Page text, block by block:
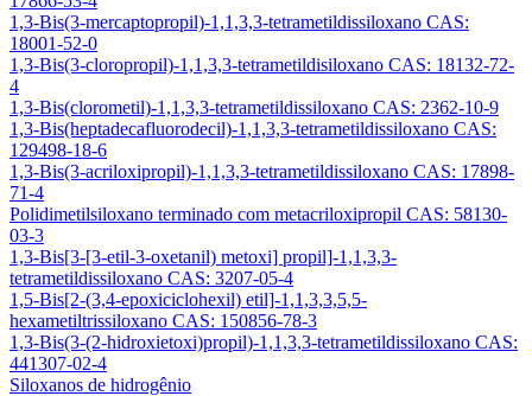
1,3-Bis(3-mercaptopropil)-1,1,3,3-tetrametildissiloxano CAS:
18001-52-0
1,3-Bis(3-cloropropil)-1,1,3,3-tetrametildisiloxano CAS: 18132-72-
4
1,3-Bis(clorometil)-1,1,3,3-tetrametildissiloxano CAS: 2362-10-9
1,3-Bis(heptadecafluorodecil)-1,1,3,3-tetrametildissiloxano CAS:
129498-18-6
1,3-Bis(3-acriloxipropil)-1,1,3,3-tetrametildissiloxano CAS: 17898-
71-4
Polidimetilsiloxano terminado com metacriloxipropil CAS: 58130-
03-3
1,3-Bis[3-[3-etil-3-oxetanil) metoxi] propil]-1,1,3,3-
tetrametildissiloxano CAS: 3207-05-4
1,5-Bis[2-(3,4-epoxiciclohexil) etil]-1,1,3,3,5,5-
hexametiltrissiloxano CAS: 150856-78-3
1,3-Bis(3-(2-hidroxietoxi)propil)-1,1,3,3-tetrametildissiloxano CAS:
441307-02-4
Siloxanos de hidrogênio